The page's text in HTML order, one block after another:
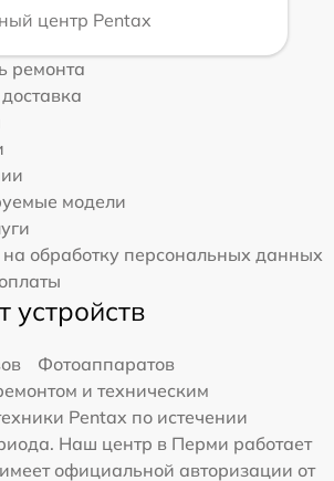
центр Pentax
ремонта
модели
на обработку персональных данных
устройств
Фотоаппаратов
и техническим
Pentax по истечении
Наш центр в Перми работает
официальной авторизации от